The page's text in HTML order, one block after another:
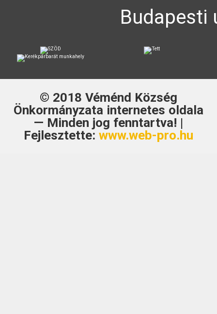
Budapesti
© 2018 Véménd Község
Önkormányzata internetes oldala
— Minden jog fenntartva! |
Fejlesztette: www.web-pro.hu